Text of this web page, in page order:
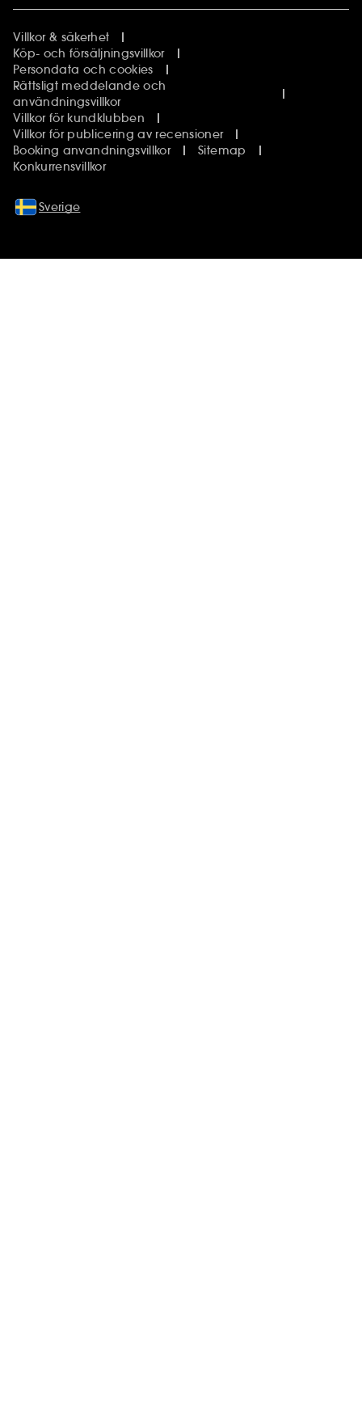
Villkor & säkerhet
Köp- och försäljningsvillkor
Persondata och cookies
Rättsligt meddelande och
användningsvillkor
Villkor för kundklubben
Villkor för publicering av recensioner
Booking anvandningsvillkor
Sitemap
Konkurrensvillkor
Sverige